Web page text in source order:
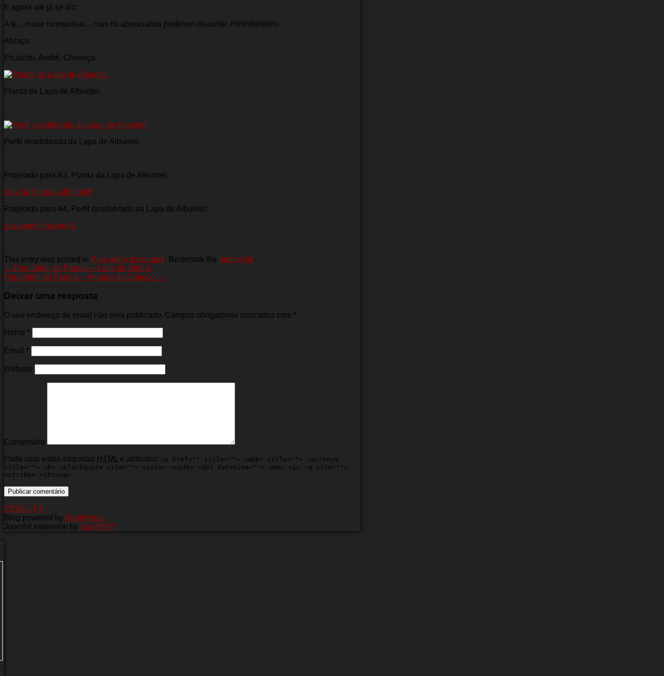
E agora até já se diz:
A fé…move montanhas…mas os apressados preferem dinamite. Hihihihihiihihi
Abraço.
Picatchu, André, Chouriço.
Planta da Lapa de Alburitel.
Perfil desdobrado da Lapa de Alburitel.
Projetado para A3, Planta da Lapa de Alburitel:
lapa da furada- AlboritelP
Projetado para A4, Perfil desdobrado da Lapa de Alburitel:
passagem das tresS
This entry was posted in Para além do parque. Bookmark the permalink.
← Para Além do Parque – Lapa do Sobral
Para Além do Parque – Algares do Cabeço →
Deixar uma resposta
O seu endereço de email não será publicado. Campos obrigatórios marcados com *
Nome *
Email *
Website
Comentário
Pode usar estas etiquetas HTML e atributos: <a href="" title=""> <abbr title=""> <acronym
title=""> <b> <blockquote cite=""> <cite> <code> <del datetime=""> <em> <i> <q cite="">
<strike> <strong>
CEAE-LPN
Blog powered by WordPress.
Joomla! extension by 'corePHP'